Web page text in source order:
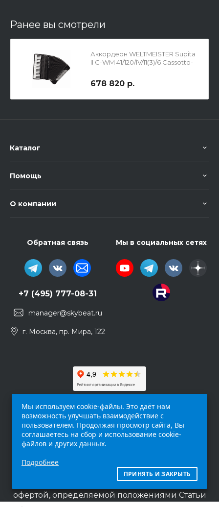
Ранее вы смотрели
Аккордеон WELTMEISTER Supita
II C-WM 41/120/IV/11(3)/6 Cassotto-
678 820 р.
Каталог
Помощь
О компании
Обратная связь
+7 (495) 777-08-31
manager@skybeat.ru
г. Москва, пр. Мира, 122
Мы в социальных сетях
интернет-сайт (
исключительно информационный характер и
ни при каких условиях не является публичной
офертой, определяемой положениями Статьи
Мы используем cookie-файлы. Это даёт нам
возможность улучшать взаимодействие с
пользователем. Продолжая просмотр сайта, Вы
соглашаетесь на сбор и использование cookie-
файлов и других данных.
Подробнее
ПРИНЯТЬ И ЗАКРЫТЬ